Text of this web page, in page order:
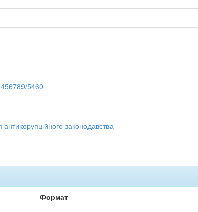
5460
антикорупційного законодавства
Формат